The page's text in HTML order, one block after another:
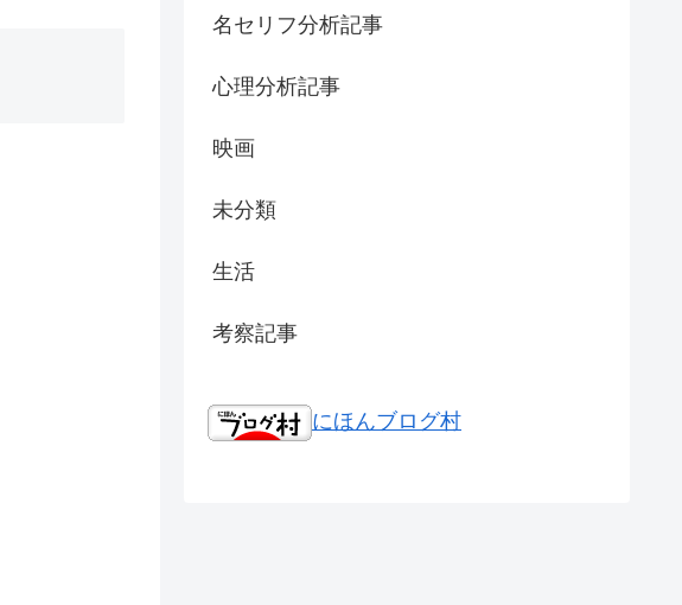
名セリフ分析記事
心理分析記事
映画
未分類
生活
考察記事
にほんブログ村